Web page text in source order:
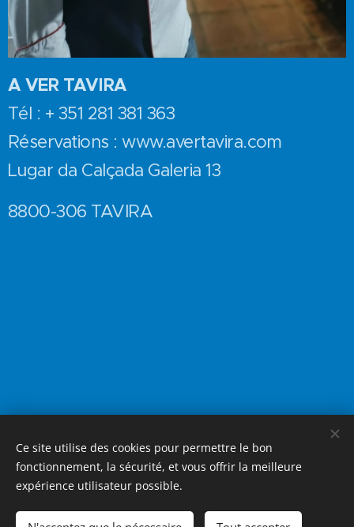
A VER TAVIRA
Tél : + 351 281 381 363
Réservations : www.avertavira.com
Lugar da Calçada Galeria 13
8800-306 TAVIRA
Tous droits réservésBlogPalada,
www.palada.fr
Contact blogueur :contact.palada@gmail.com
Ce site utilise des cookies pour permettre le bon
fonctionnement, la sécurité, et vous offrir la meilleure
expérience utilisateur possible.